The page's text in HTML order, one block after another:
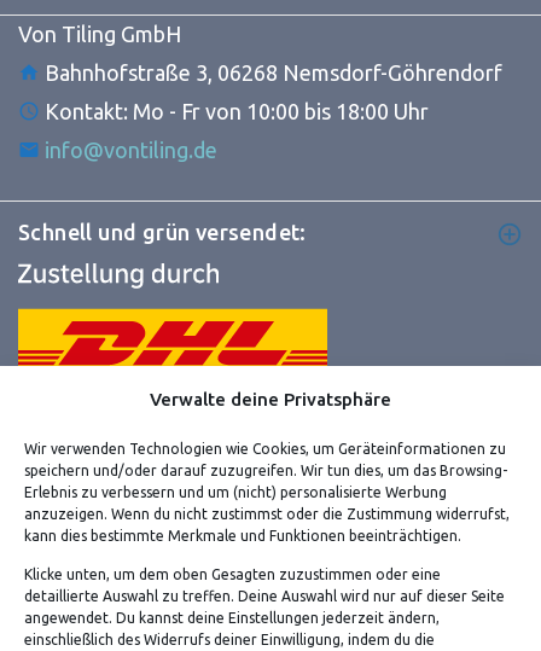
Verwalte deine Privatsphäre
Wir verwenden Technologien wie Cookies, um Geräteinformationen zu
speichern und/oder darauf zuzugreifen. Wir tun dies, um das Browsing-
Erlebnis zu verbessern und um (nicht) personalisierte Werbung
anzuzeigen. Wenn du nicht zustimmst oder die Zustimmung widerrufst,
kann dies bestimmte Merkmale und Funktionen beeinträchtigen.
Klicke unten, um dem oben Gesagten zuzustimmen oder eine
detaillierte Auswahl zu treffen. Deine Auswahl wird nur auf dieser Seite
angewendet. Du kannst deine Einstellungen jederzeit ändern,
einschließlich des Widerrufs deiner Einwilligung, indem du die
Von Tiling GmbH
Bahnhofstraße 3, 06268 Nemsdorf-Göhrendorf
Kontakt: Mo - Fr von 10:00 bis 18:00 Uhr
info@vontiling.de
Schnell und grün versendet:
VERSANDKOSTENHINWEIS: